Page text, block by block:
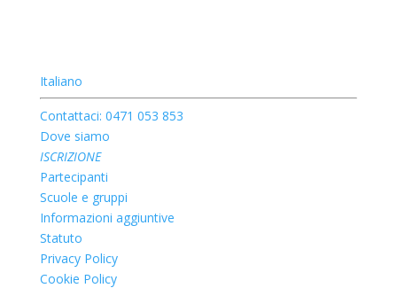
Italiano
Contattaci: 0471 053 853
Dove siamo
ISCRIZIONE
Partecipanti
Scuole e gruppi
Informazioni aggiuntive
Statuto
Privacy Policy
Cookie Policy